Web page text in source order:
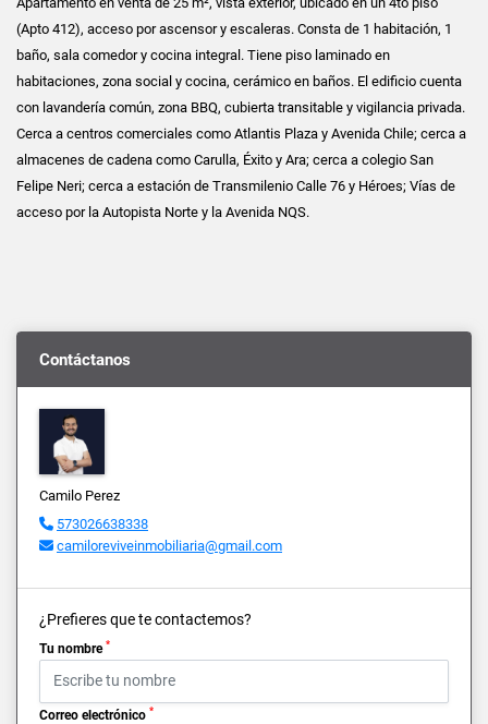
(Apto 412), acceso por ascensor y escaleras. Consta de 1 habitación, 1
baño, sala comedor y cocina integral. Tiene piso laminado en
habitaciones, zona social y cocina, cerámico en baños. El edificio cuenta
con lavandería común, zona BBQ, cubierta transitable y vigilancia privada.
Cerca a centros comerciales como Atlantis Plaza y Avenida Chile; cerca a
almacenes de cadena como Carulla, Éxito y Ara; cerca a colegio San
Felipe Neri; cerca a estación de Transmilenio Calle 76 y Héroes; Vías de
acceso por la Autopista Norte y la Avenida NQS.
Contáctanos
Camilo Perez
573026638338
camiloreviveinmobiliaria@gmail.com
¿Prefieres que te contactemos?
Tu nombre *
Correo electrónico *